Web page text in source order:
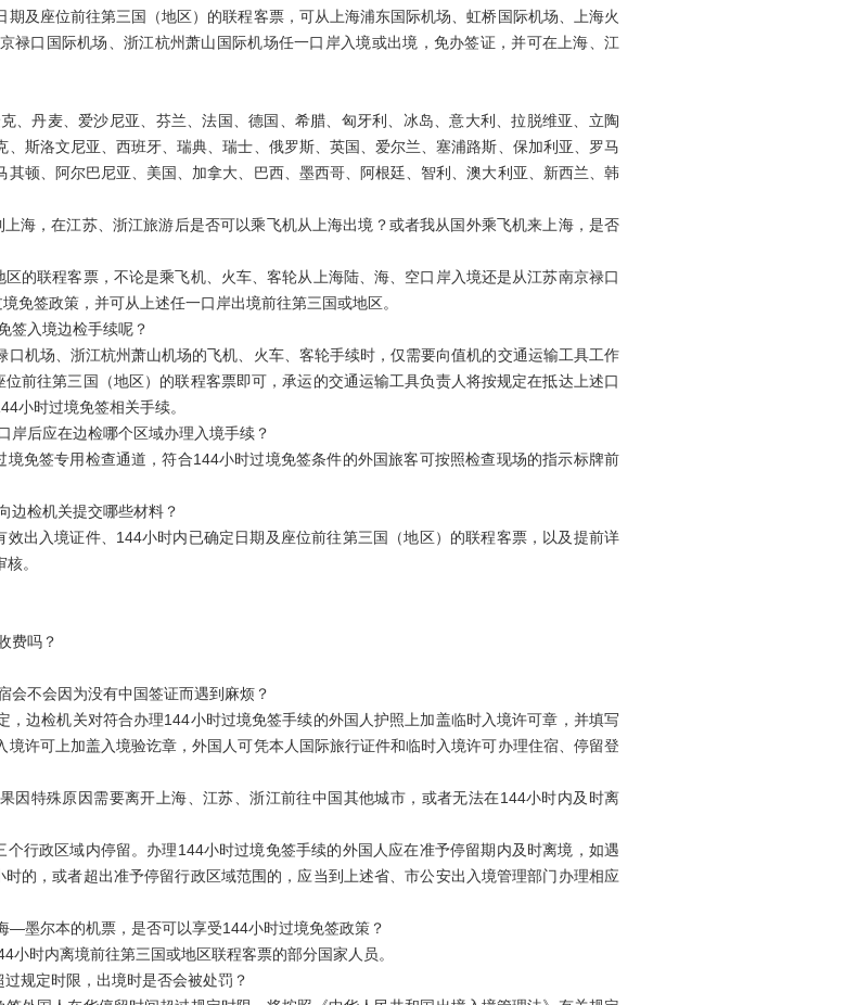
座位前往第三国（地区）的联程客票，可从上海浦东国际机场、虹桥国际机场、上海火
禄口国际机场、浙江杭州萧山国际机场任一口岸入境或出境，免办签证，并可在上海、江
丹麦、爱沙尼亚、芬兰、法国、德国、希腊、匈牙利、冰岛、意大利、拉脱维亚、立陶
斯洛文尼亚、西班牙、瑞典、瑞士、俄罗斯、英国、爱尔兰、塞浦路斯、保加利亚、罗马
顿、阿尔巴尼亚、美国、加拿大、巴西、墨西哥、阿根廷、智利、澳大利亚、新西兰、韩
，在江苏、浙江旅游后是否可以乘飞机从上海出境？或者我从国外乘飞机来上海，是否
联程客票，不论是乘飞机、火车、客轮从上海陆、海、空口岸入境还是从江苏南京禄口
免签政策，并可从上述任一口岸出境前往第三国或地区。
入境边检手续呢？
场、浙江杭州萧山机场的飞机、火车、客轮手续时，仅需要向值机的交通运输工具工作
前往第三国（地区）的联程客票即可，承运的交通运输工具负责人将按规定在抵达上述口
小时过境免签相关手续。
后应在边检哪个区域办理入境手续？
签专用检查通道，符合144小时过境免签条件的外国旅客可按照检查现场的指示标牌前
检机关提交哪些材料？
入境证件、144小时内已确定日期及座位前往第三国（地区）的联程客票，以及提前详
。
费吗？
不会因为没有中国签证而遇到麻烦？
边检机关对符合办理144小时过境免签手续的外国人护照上加盖临时入境许可章，并填写
许可上加盖入境验讫章，外国人可凭本人国际旅行证件和临时入境许可办理住宿、停留登
特殊原因需要离开上海、江苏、浙江前往中国其他城市，或者无法在144小时内及时离
政区域内停留。办理144小时过境免签手续的外国人应在准予停留期内及时离境，如遇
的，或者超出准予停留行政区域范围的，应当到上述省、市公安出入境管理部门办理相应
尔本的机票，是否可以享受144小时过境免签政策？
时内离境前往第三国或地区联程客票的部分国家人员。
规定时限，出境时是否会被处罚？